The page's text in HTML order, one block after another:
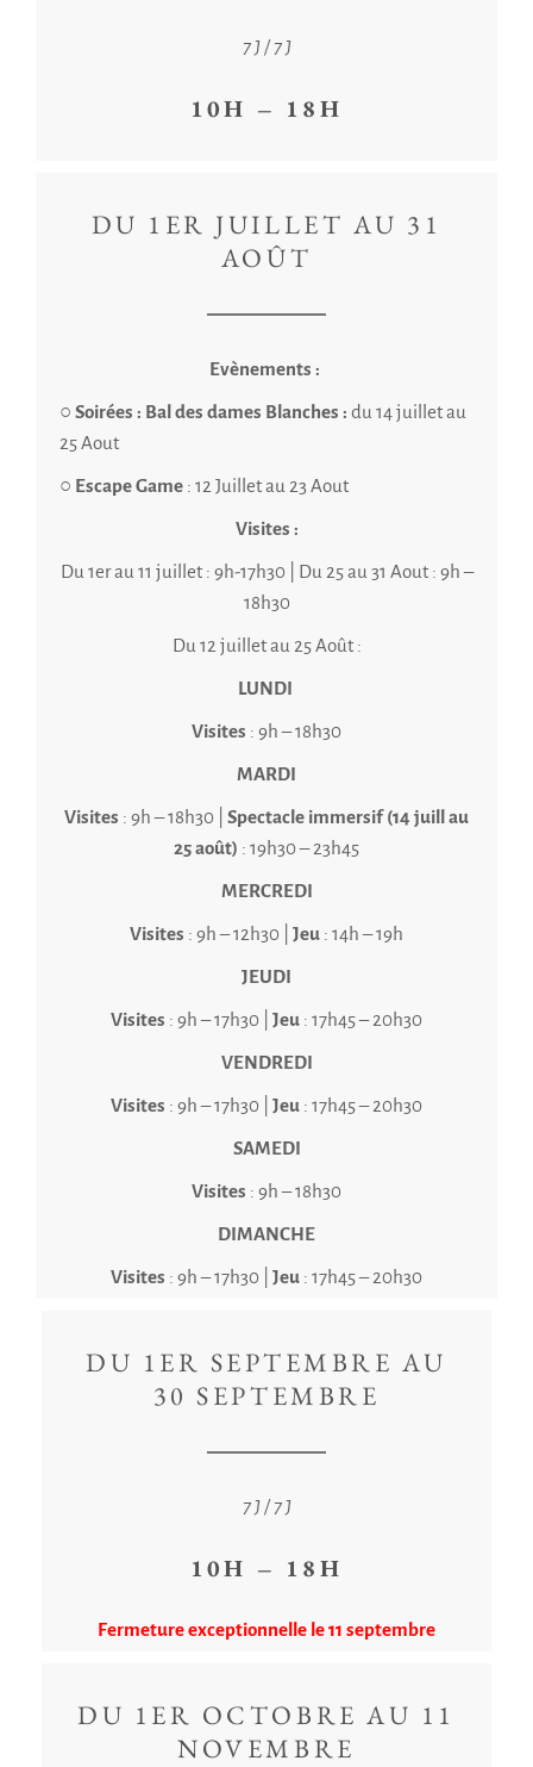
7 J / 7 J
10H – 18H
DU 1ER JUILLET AU 31
AOÛT
Evènements :
○ Soirées : Bal des dames Blanches : du 14 juillet au
25 Aout
○ Escape Game : 12 Juillet au 23 Aout
Visites :
Du 1er au 11 juillet : 9h-17h30 | Du 25 au 31 Aout : 9h –
18h30
Du 12 juillet au 25 Août :
LUNDI
Visites : 9h – 18h30
MARDI
Visites : 9h – 18h30 | Spectacle immersif (14 juill au
25 août) : 19h30 – 23h45
MERCREDI
Visites : 9h – 12h30 | Jeu : 14h – 19h
JEUDI
Visites : 9h – 17h30 | Jeu : 17h45 – 20h30
VENDREDI
Visites : 9h – 17h30 | Jeu : 17h45 – 20h30
SAMEDI
Visites : 9h – 18h30
DIMANCHE
Visites : 9h – 17h30 | Jeu : 17h45 – 20h30
DU 1ER SEPTEMBRE AU
30 SEPTEMBRE
7 J / 7 J
10H – 18H
Fermeture exceptionnelle le 11 septembre
DU 1ER OCTOBRE AU 11
NOVEMBRE